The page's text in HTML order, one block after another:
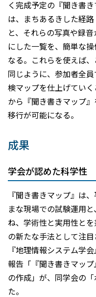
く完成予定の『聞き書
は、まちあるきした経
と、それらの写真や録
にした一覧を、簡単な
なる。これらを使えば
同じように、参加者全
検マップを仕上げてい
から『聞き書きマップ
移行が可能になる。
成果
学会が認めた科学性
『聞き書きマップ』は
まな現場での試験運用
ね、学術性と実用性と
の新たな手法として注目
『地理情報システム学
報告「『聞き書きマッ
の作成」が、同学会の
た。